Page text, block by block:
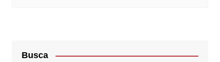
Busca